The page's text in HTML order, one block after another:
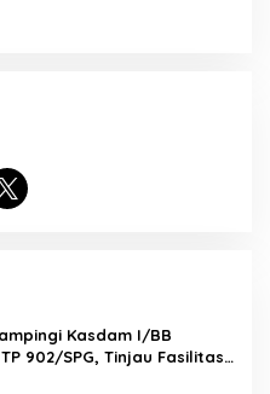
Kasdam I/BB
902/SPG, Tinjau Fasilitas
Prajurit